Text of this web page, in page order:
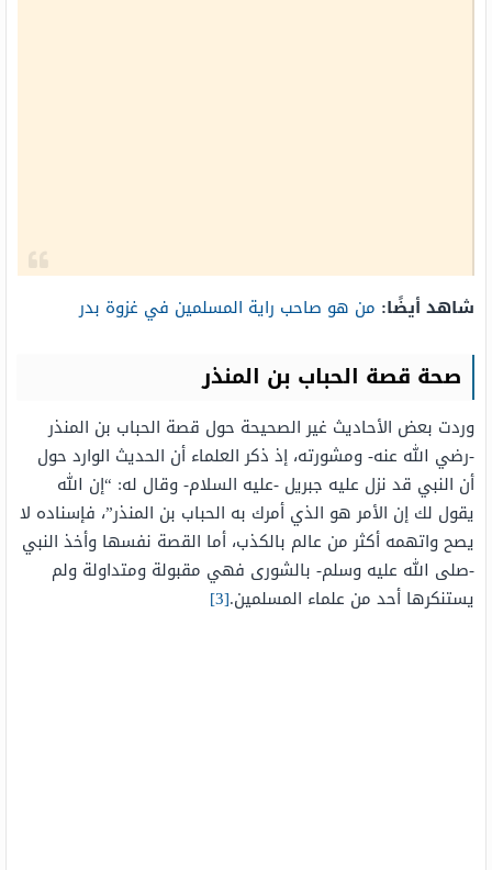
شاهد أيضًا: من هو صاحب راية المسلمين في غزوة بدر
صحة قصة الحباب بن المنذر
وردت بعض الأحاديث غير الصحيحة حول قصة الحباب بن المنذر
-رضي الله عنه- ومشورته، إذ ذكر العلماء أن الحديث الوارد حول
أن النبي قد نزل عليه جبريل -عليه السلام- وقال له: “إن الله
يقول لك إن الأمر هو الذي أمرك به الحباب بن المنذر”، فإسناده لا
يصح واتهمه أكثر من عالم بالكذب، أما القصة نفسها وأخذ النبي
-صلى الله عليه وسلم- بالشورى فهي مقبولة ومتداولة ولم
يستنكرها أحد من علماء المسلمين.[3]